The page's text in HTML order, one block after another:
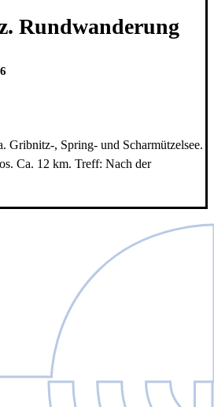
Rundwanderung
Gribnitz-, Spring- und Scharmützelsee.
Ca. 12 km. Treff: Nach der